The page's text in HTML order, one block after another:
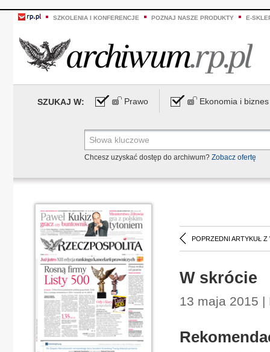
SZKOLENIA I KONFERENCJE POZNAJ NASZE PRODUKTY E-
SZUKAJ W: Prawo Ekonomia i biznes
Chcesz uzyskać dostęp do archiwum? Zobacz ofertę
POPRZEDNI ARTYKUŁ Z
W skrócie
13 maja 2015 |